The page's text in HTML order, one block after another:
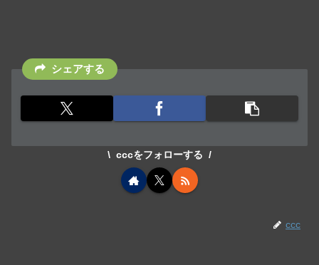
シェアする
cccをフォローする
ccc